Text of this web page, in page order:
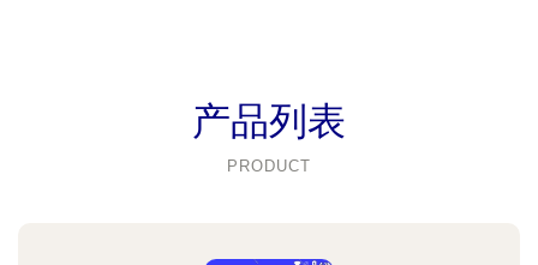
产品列表
PRODUCT